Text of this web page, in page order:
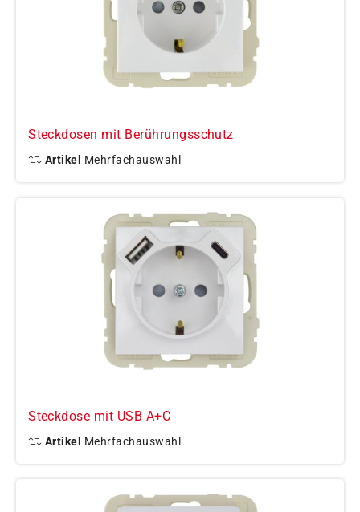
Steckdosen mit Berührungsschutz
Artikel Mehrfachauswahl
Steckdose mit USB A+C
Artikel Mehrfachauswahl